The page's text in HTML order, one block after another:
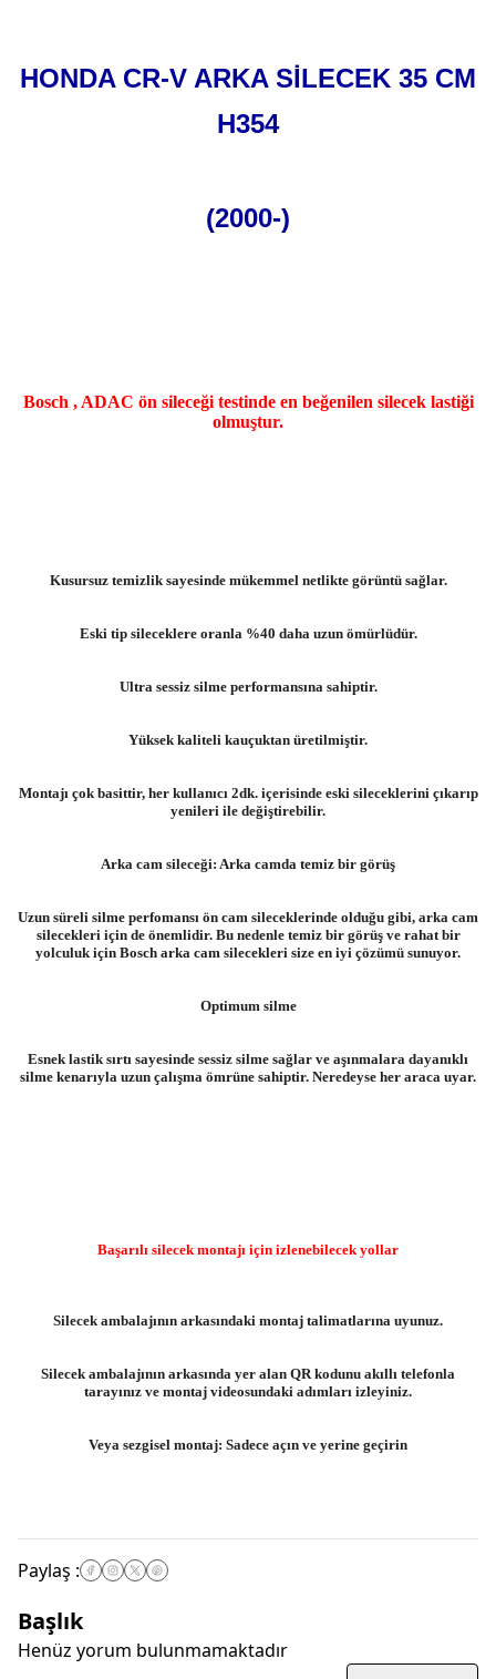
HONDA CR-V ARKA SİLECEK 35 CM
H354
(2000-)
Bosch , ADAC ön sileceği testinde en beğenilen silecek lastiği
olmuştur.
Kusursuz temizlik sayesinde mükemmel netlikte görüntü sağlar.
Eski tip sileceklere oranla %40 daha uzun ömürlüdür.
Ultra sessiz silme performansına sahiptir.
Yüksek kaliteli kauçuktan üretilmiştir.
Montajı çok basittir, her kullanıcı 2dk. içerisinde eski sileceklerini çıkarıp
yenileri ile değiştirebilir.
Arka cam sileceği: Arka camda temiz bir görüş
Uzun süreli silme perfomansı ön cam sileceklerinde olduğu gibi, arka cam
silecekleri için de önemlidir. Bu nedenle temiz bir görüş ve rahat bir
yolculuk için Bosch arka cam silecekleri size en iyi çözümü sunuyor.
Optimum silme
Esnek lastik sırtı sayesinde sessiz silme sağlar ve aşınmalara dayanıklı
silme kenarıyla uzun çalışma ömrüne sahiptir. Neredeyse her araca uyar.
Başarılı silecek montajı için izlenebilecek yollar
Silecek ambalajının arkasındaki montaj talimatlarına uyunuz.
Silecek ambalajının arkasında yer alan QR kodunu akıllı telefonla
tarayınız ve montaj videosundaki adımları izleyiniz.
Veya sezgisel montaj: Sadece açın ve yerine geçirin
Paylaş :
Başlık
Henüz yorum bulunmamaktadır